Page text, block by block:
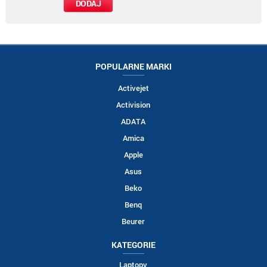
POPULARNE MARKI
Activejet
Activision
ADATA
Amica
Apple
Asus
Beko
Benq
Beurer
KATEGORIE
Laptopy